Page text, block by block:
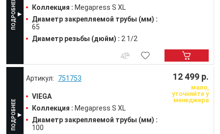
Коллекция : Megapress S XL
Диаметр закрепляемой трубы (мм) :
65
Диаметр резьбы (дюйм) : 2 1/2
751753
VIEGA
Коллекция : Megapress S XL
Диаметр закрепляемой трубы (мм) :
100
12 499 р.
мало,
уточняйте у
менеджера